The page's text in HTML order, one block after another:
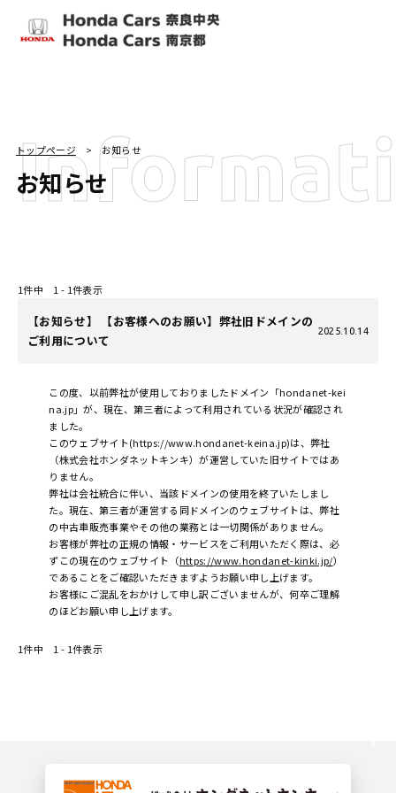
お知らせ
トップページ お知らせ
1件中 1 - 1件表示
【お知らせ】 【お客様へのお願い】弊社旧ドメインの
ご利用について
2025.10.14
この度、以前弊社が使用しておりましたドメイン「hondanet-kei
na.jp」が、現在、第三者によって利用されている状況が確認され
ました。
このウェブサイト(https://www.hondanet-keina.jp)は、弊社
（株式会社ホンダネットキンキ）が運営していた旧サイトではあ
りません。
弊社は会社統合に伴い、当該ドメインの使用を終了いたしまし
た。現在、第三者が運営する同ドメインのウェブサイトは、弊社
の中古車販売事業やその他の業務とは一切関係がありません。
お客様が弊社の正規の情報・サービスをご利用いただく際は、必
ずこの現在のウェブサイト（https://www.hondanet-kinki.jp/）
であることをご確認いただきますようお願い申し上げます。
お客様にご混乱をおかけして申し訳ございませんが、何卒ご理解
のほどお願い申し上げます。
1件中 1 - 1件表示